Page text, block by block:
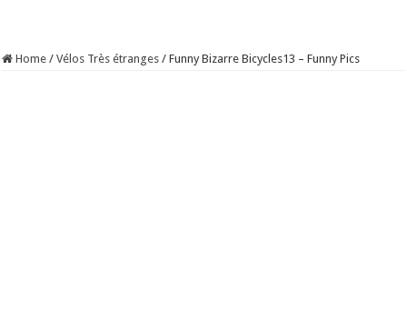
Home / Vélos Très étranges / Funny Bizarre Bicycles13 – Funny Pics